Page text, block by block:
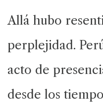
Allá hubo
perplejidad.
acto de
desde los